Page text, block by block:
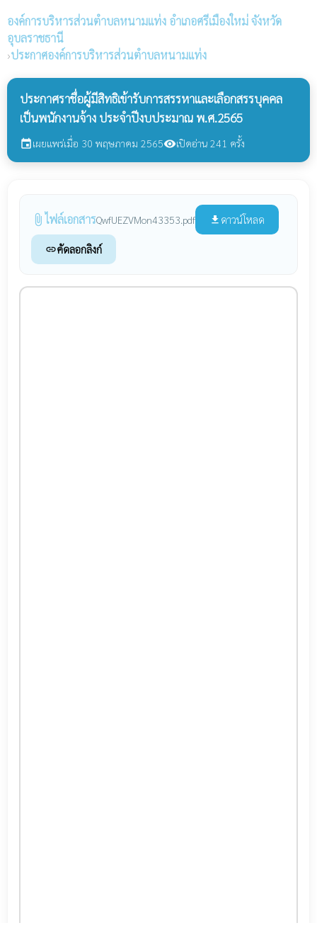
องค์การบริหารส่วนตำบลหนามแท่ง อำเภอศรีเมืองใหม่ จังหวัด
อุบลราชธานี
›ประกาศองค์การบริหารส่วนตำบลหนามแท่ง
ประกาศราชื่อผู้มีสิทธิเข้ารับการสรรหาและเลือกสรรบุคคล
เป็นพนักงานจ้าง ประจำปีงบประมาณ พ.ศ.2565
eventเผยแพร่เมื่อ 30 พฤษภาคม 2565visibilityเปิดอ่าน 241 ครั้ง
attach_file ไฟล์เอกสารQwfUEZVMon43353.pdf file_download ดาวน์โหลด
linkคัดลอกลิงก์